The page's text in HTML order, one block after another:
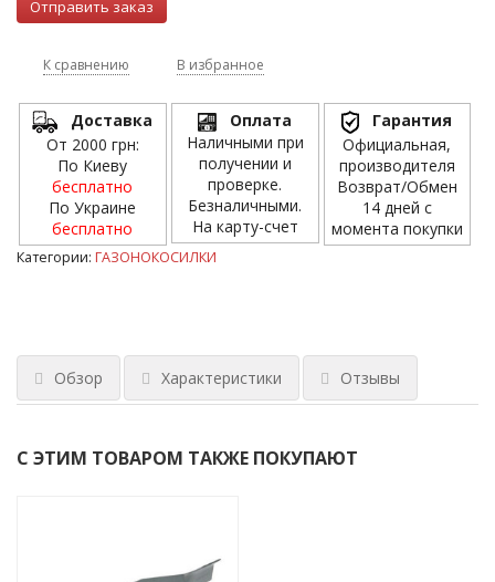
К сравнению В избранное
Доставка
От 2000 грн:
По Киеву
бесплатно
По Украине
бесплатно
Оплата
Наличными при
получении и
проверке.
Безналичными.
На карту-счет
Гарантия
Официальная,
производителя
Возврат/Обмен
14 дней с
момента покупки
Категории: ГАЗОНОКОСИЛКИ
Обзор Характеристики Отзывы
С ЭТИМ ТОВАРОМ ТАКЖЕ ПОКУПАЮТ